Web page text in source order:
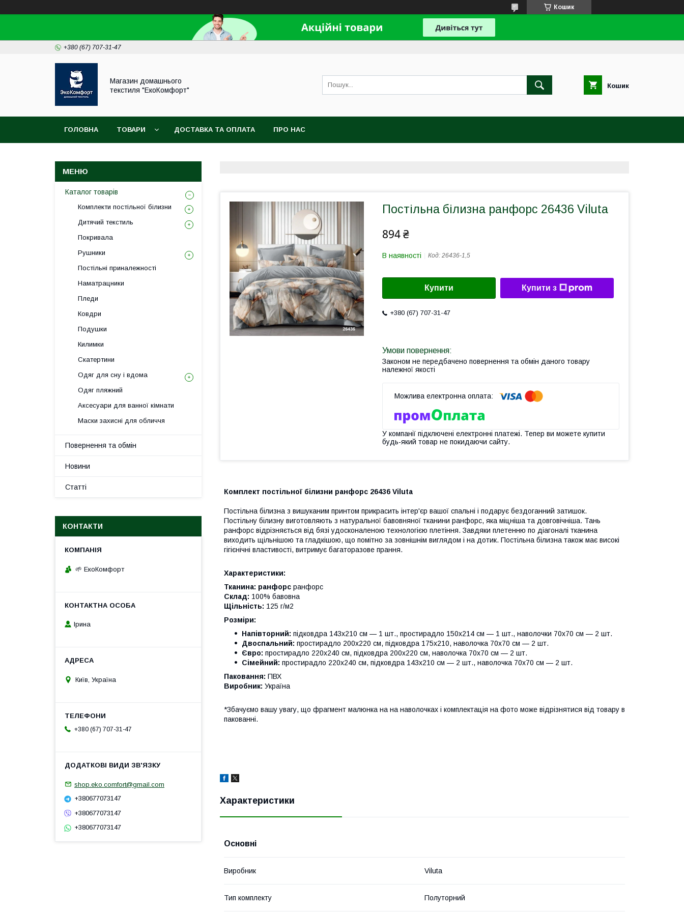
Кошик
+380 (67) 707-31-47
Магазин домашнього
текстиля "ЕкоКомфорт"
Кошик
ГОЛОВНА ТОВАРИ ДОСТАВКА ТА ОПЛАТА ПРО НАС
Постільна білизна ранфорс 26436 Viluta
894 ₴
В наявності Код: 26436-1,5
Купити Купити з
+380 (67) 707-31-47
Законом не передбачено повернення та обмін даного товару
належної якості
У компанії підключені електронні платежі. Тепер ви можете купити
будь-який товар не покидаючи сайту.
Комплект постільної білизни ранфорс 26436 Viluta
Постільна білизна з вишуканим принтом прикрасить інтер'єр вашої спальні і подарує бездоганний затишок.
Постільну білизну виготовляють з натуральної бавовняної тканини ранфорс, яка міцніша та довговічніша. Тань
ранфорс відрізняється від бязі удосконаленою технологією плетіння. Завдяки плетенню по діагоналі тканина
виходить щільнішою та гладкішою, що помітно за зовнішнім виглядом і на дотик. Постільна білизна також має високі
гігієнічні властивості, витримує багаторазове прання.
Характеристики:
Тканина: ранфорс ранфорс
Склад: 100% бавовна
Щільність: 125 г/м2
Розміри:
Напівторний: підковдра 143х210 см — 1 шт., простирадло 150х214 см — 1 шт., наволочки 70х70 см — 2 шт.
Двоспальний: простирадло 200х220 см, підковдра 175х210, наволочка 70х70 см — 2 шт.
Євро: простирадло 220х240 см, підковдра 200х220 см, наволочка 70х70 см — 2 шт.
Сімейний: простирадло 220х240 см, підковдра 143х210 см — 2 шт., наволочка 70х70 см — 2 шт.
Паковання: ПВХ
Виробник: Україна
*Збачуємо вашу увагу, що фрагмент малюнка на на наволочках і комплектація на фото може відрізнятися від товару в
пакованні.
Характеристики
Основні
Виробник Viluta
Тип комплекту Полуторний
Каталог товарів
Комплекти постільної білизни
Дитячий текстиль
Покривала
Рушники
Постільні приналежності
Наматрацники
Пледи
Ковдри
Подушки
Килимки
Скатертини
Одяг для сну і вдома
Одяг пляжний
Аксесуари для ванної кімнати
Маски захисні для обличчя
Повернення та обмін
Новини
Статті
КОНТАКТИ
🌱 ЕкоКомфорт
Ірина
Київ, Україна
+380 (67) 707-31-47
shop.eko.comfort@gmail.com
+380677073147
+380677073147
+380677073147